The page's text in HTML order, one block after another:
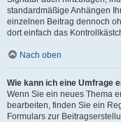
standardmäßige Anhängen
einzelnen Beitrag dennoch
dort einfach das
Nach oben
Wie kann ich eine Umfrage
Wenn Sie ein neues Thema
bearbeiten, finden Sie ein
Formulars zur